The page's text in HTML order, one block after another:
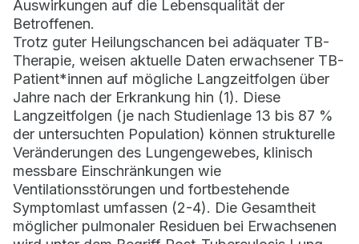
Auswirkungen auf die Lebensqualität der
Betroffenen.
Trotz guter Heilungschancen bei adäquater TB-
Therapie, weisen aktuelle Daten erwachsener TB-
Patient*innen auf mögliche Langzeitfolgen über
Jahre nach der Erkrankung hin (1). Diese
Langzeitfolgen (je nach Studienlage 13 bis 87 %
der untersuchten Population) können strukturelle
Veränderungen des Lungengewebes, klinisch
messbare Einschränkungen wie
Ventilationsstörungen und fortbestehende
Symptomlast umfassen (2-4). Die Gesamtheit
möglicher pulmonaler Residuen bei Erwachsenen